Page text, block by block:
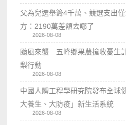
父為兒選舉籌4千萬、競選支出
方：2190萬差額去哪了
2026-08-08
颱風來襲 五峰鄉果農搶收憂生
梨行動
2026-08-08
中國人體工程學研究院發布全球
大養生、大防疫」新生活系統
2026-08-08